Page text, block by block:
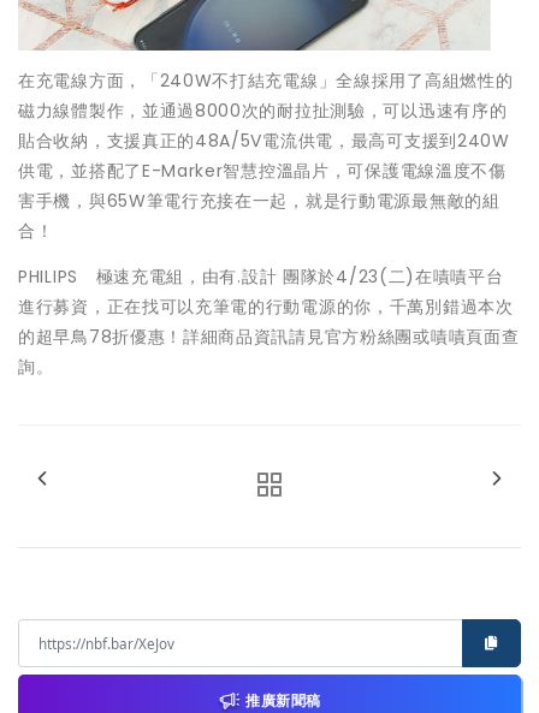
在充電線方面，「240W不打結充電線」全線採用了高組燃性的
磁力線體製作，並通過8000次的耐拉扯測驗，可以迅速有序的
貼合收納，支援真正的48A/5V電流供電，最高可支援到240W
供電，並搭配了E-Marker智慧控溫晶片，可保護電線溫度不傷
害手機，與65W筆電行充接在一起，就是行動電源最無敵的組
合！
PHILIPS 極速充電組，由有.設計 團隊於4/23(二)在嘖嘖平台
進行募資，正在找可以充筆電的行動電源的你，千萬別錯過本次
的超早鳥78折優惠！詳細商品資訊請見官方粉絲團或嘖嘖頁面查
詢。
推廣新聞稿